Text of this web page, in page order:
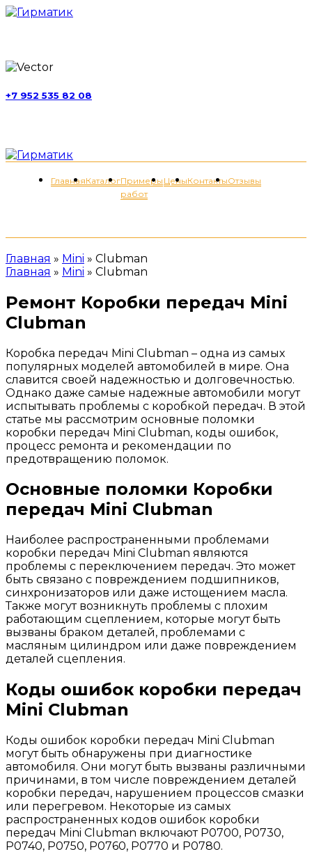
+7 952 535 82 08
ГлавнаяКаталогПримеры
работ
ЦеныКонтактыОтзывы
Главная » Mini » Clubman
Главная » Mini » Clubman
Ремонт Коробки передач Mini
Clubman
Коробка передач Mini Clubman – одна из самых
популярных моделей автомобилей в мире. Она
славится своей надежностью и долговечностью.
Однако даже самые надежные автомобили могут
испытывать проблемы с коробкой передач. В этой
статье мы рассмотрим основные поломки
коробки передач Mini Clubman, коды ошибок,
процесс ремонта и рекомендации по
предотвращению поломок.
Основные поломки Коробки
передач Mini Clubman
Наиболее распространенными проблемами
коробки передач Mini Clubman являются
проблемы с переключением передач. Это может
быть связано с повреждением подшипников,
синхронизаторов или даже истощением масла.
Также могут возникнуть проблемы с плохим
работающим сцеплением, которые могут быть
вызваны браком деталей, проблемами с
масляным цилиндром или даже повреждением
деталей сцепления.
Коды ошибок коробки передач
Mini Clubman
Коды ошибок коробки передач Mini Clubman
могут быть обнаружены при диагностике
автомобиля. Они могут быть вызваны различными
причинами, в том числе повреждением деталей
коробки передач, нарушением процессов смазки
или перегревом. Некоторые из самых
распространенных кодов ошибок коробки
передач Mini Clubman включают P0700, P0730,
P0740, P0750, P0760, P0770 и P0780.